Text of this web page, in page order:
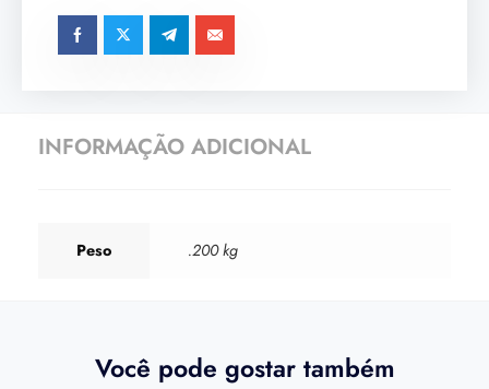
INFORMAÇÃO ADICIONAL
Peso .200 kg
Você pode gostar também